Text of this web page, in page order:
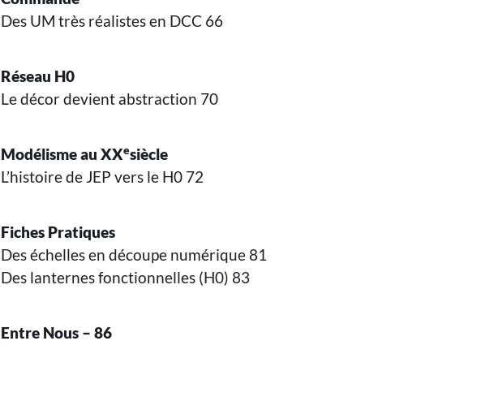
Des UM très réalistes en DCC 66
Réseau H0
Le décor devient abstraction 70
Modélisme au XXesiècle
L’histoire de JEP vers le H0 72
Fiches Pratiques
Des échelles en découpe numérique 81
Des lanternes fonctionnelles (H0) 83
Entre Nous – 86